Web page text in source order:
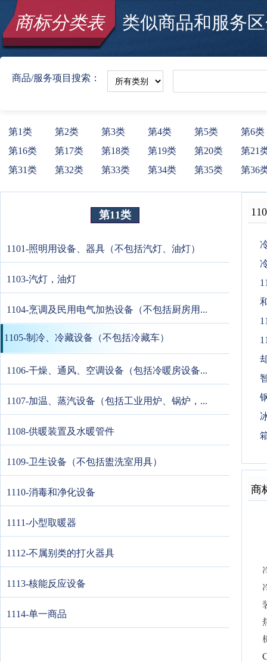
商标分类表类似商品和服务区
商品/服务项目搜索：
第1类 第2类 第3类 第4类 第5类
第6类
第16类
第17类 第18类 第19类 第20类
第21
第31类
第32类 第33类 第34类 第35类 第36
第11类
1101-照明用设备、器具（不包括汽灯、油灯）
1103-汽灯，油灯
1104-烹调及民用电气加热设备（不包括厨房用...
1105-制冷、冷藏设备（不包括冷藏车）
1106-干燥、通风、空调设备（包括冷暖房设备...
1107-加温、蒸汽设备（包括工业用炉、锅炉，...
1108-供暖装置及水暖管件
1109-卫生设备（不包括盥洗室用具）
1110-消毒和净化设备
1111-小型取暖器
1112-不属别类的打火器具
1113-核能反应设备
1114-单一商品
商